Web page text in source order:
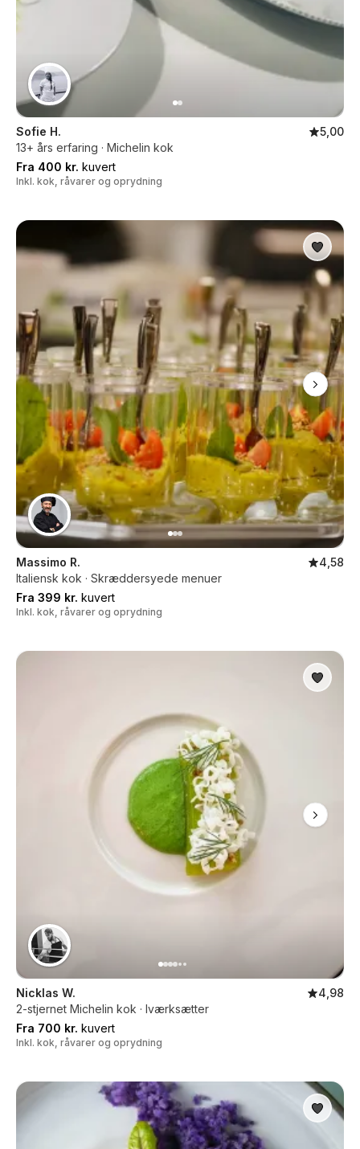
Sofie H.
5,00
13+ års erfaring · Michelin kok
Fra 400 kr. kuvert
Inkl. kok, råvarer og oprydning
Massimo R.
4,58
Italiensk kok · Skræddersyede menuer
Fra 399 kr. kuvert
Inkl. kok, råvarer og oprydning
Nicklas W.
4,98
2-stjernet Michelin kok · Iværksætter
Fra 700 kr. kuvert
Inkl. kok, råvarer og oprydning